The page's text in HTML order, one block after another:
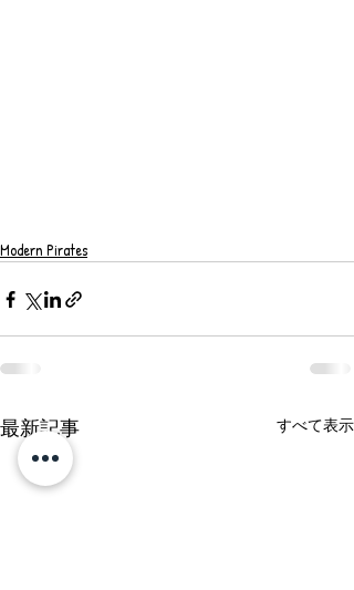
Modern Pirates
最新記事 すべて表示